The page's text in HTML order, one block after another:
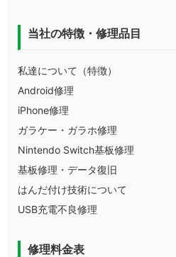
当社の特徴・修理品目
私達について（特徴）
Android修理
iPhone修理
ガラケー・ガラホ修理
Nintendo Switch基板修理
基板修理・データ復旧
はんだ付け技術について
USB充電不良修理
修理料金表